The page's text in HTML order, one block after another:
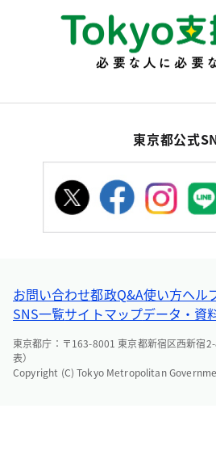
東京都公式
お問い合わせ都政Q&A使い方ヘル
SNS一覧サイトマップデータ・資
東京都庁：〒163-8001 東京都新宿区西新宿
表）
Copyright (C) Tokyo Metropolitan